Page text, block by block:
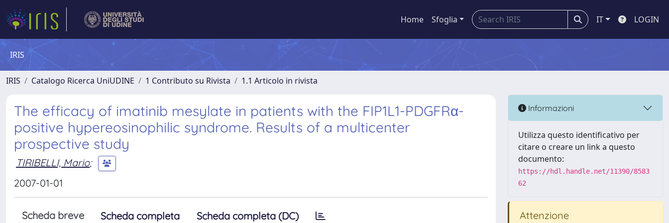
Home Sfoglia IT LOGIN
IRIS
IRIS Catalogo Ricerca UniUDINE 1 Contributo su Rivista 1.1 Articolo in rivista
The efficacy of imatinib mesylate in patients with the FIP1L1-PDGFRα-
positive hypereosinophilic syndrome. Results of a multicenter
prospective study
TIRIBELLI, Mario;
2007-01-01
Scheda breve Scheda completa Scheda completa (DC)
Informazioni
Utilizza questo identificativo per
citare o creare un link a questo
documento:
https://hdl.handle.net/11390/8583
62
Attenzione